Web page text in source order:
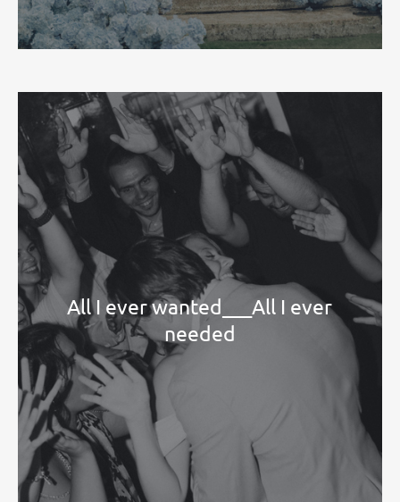
All I ever wanted___All I ever
needed